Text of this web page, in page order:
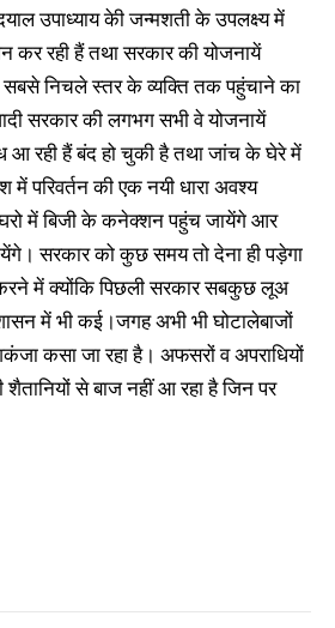
उपाध्याय केी जन्मशती के उपलक्ष्य में
कर रही हैं तथा सरकार की योजनायें
निचले स्तर के व्यक्ति तक पहुंचाने का
सरकार की लगभग सभी वे योजनायें
रही हैं बंद हो चुकी है तथा जांच के घेरे में
परिवर्तन की एक नयी धारा अवश्य
में बिजी के कनेक्शन पहुंच जायेंगे आर
सरकार को कुछ समय तो देना ही पड़ेगा
में क्योंकि पिछली सरकार सबकुछ लूअ
में भी कई।जगह अभी भी घोटालेबाजों
कसा जा रहा है। अफसरों व अपराधियों
से बाज नहीं आ रहा है जिन पर